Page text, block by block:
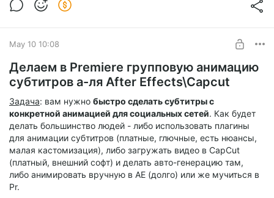
3) После этого все скопированные файлы вставляем в
2025\PlugIns\Common\FilmImpact
ее сами.
В теории, трюк может сработать и для более позднех
версий Премьера, главное - создаете подпапку FilmImpact
в папке
PlugIns\Common
May 10 10:08
Делаем в Premiere групповую анимацию
субтитров а-ля After Effects\Capcut
Задача: вам нужно быстро сделать субтитры с
конкретной анимацией для социальных сетей. Как будет
делать большинство людей - либо использовать плагины
для анимации субтитров (платные, глючные, есть нюансы,
малая кастомизация), либо загружать видео в CapCut
(платный, внешний софт) и делать авто-генерацию там,
либо анимировать вручную в АЕ (долго) или же мучиться в
Pr.